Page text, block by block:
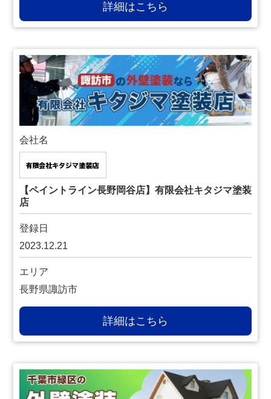
詳細はこちら
会社名
【ペイントライン長野岡谷店】有限会社キタジマ塗装
店
登録日
2023.12.21
エリア
長野県諏訪市
詳細はこちら